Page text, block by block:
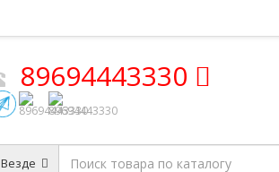
89694443330
Везде